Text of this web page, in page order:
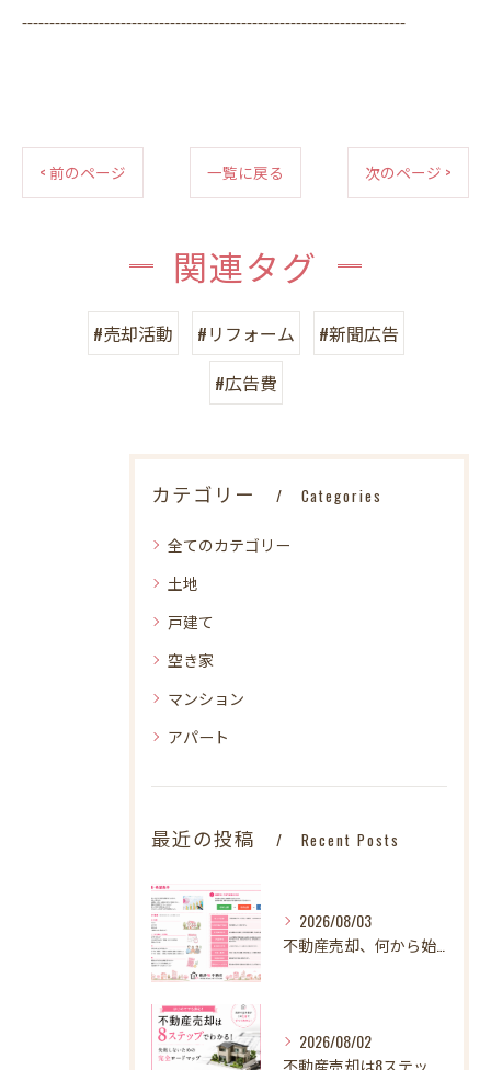
----------------------------------------------------------------------
< 前のページ 一覧に戻る 次のページ >
関連タグ
#売却活動 #リフォーム
#新聞広告
#広告費
カテゴリー Categories
全てのカテゴリー
土地
戸建て
空き家
マンション
アパート
最近の投稿 Recent Posts
2026/08/03
2026/08/02